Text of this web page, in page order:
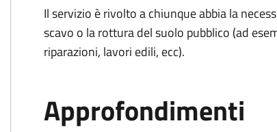
Il servizio è rivolto a chiunque abbia la
scavo o la rottura del suolo pubblico (ad
riparazioni, lavori edili, ecc).
Approfondimenti